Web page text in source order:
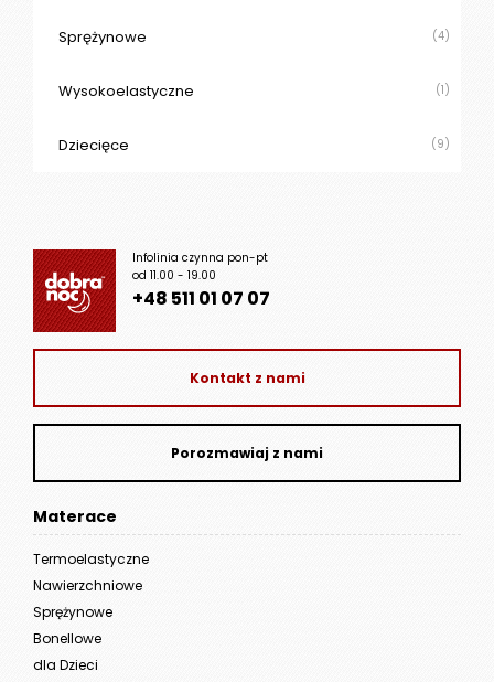
Sprężynowe (4)
Wysokoelastyczne (1)
Dziecięce (9)
Infolinia czynna pon-pt
od 11.00 - 19.00
+48 511 01 07 07
Kontakt z nami
Porozmawiaj z nami
Materace
Termoelastyczne
Nawierzchniowe
Sprężynowe
Bonellowe
dla Dzieci